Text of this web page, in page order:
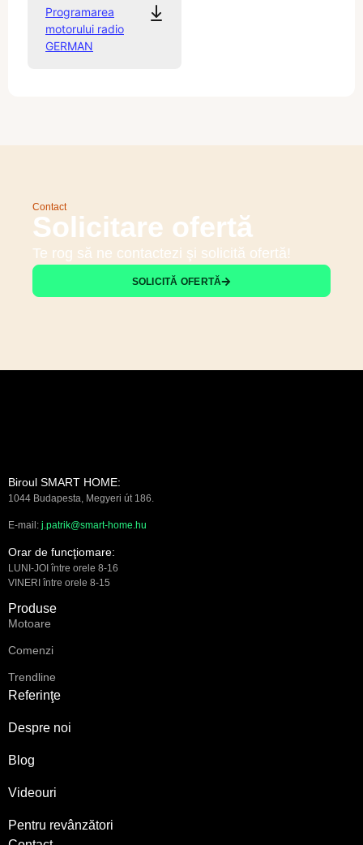
Programarea
motorului radio
GERMAN
Contact
Solicitare ofertă
Te rog să ne contactezi şi solicită ofertă!
SOLICITĂ OFERTĂ
Biroul SMART HOME:
1044 Budapesta, Megyeri út 186.
E-mail: j.patrik@smart-home.hu
Orar de funcţiomare:
LUNI-JOI între orele 8-16
VINERI între orele 8-15
Produse
Motoare
Comenzi
Trendline
Referinţe
Despre noi
Blog
Videouri
Pentru revânzători